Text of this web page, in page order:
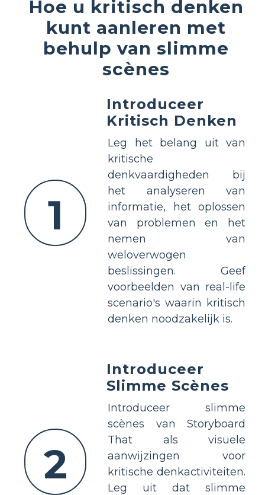
Hoe u kritisch denken
kunt aanleren met
behulp van slimme
scènes
1
Introduceer
Kritisch Denken
Leg het belang uit van
kritische
denkvaardigheden bij
het analyseren van
informatie, het oplossen
van problemen en het
nemen van
weloverwogen
beslissingen. Geef
voorbeelden van real-life
scenario's waarin kritisch
denken noodzakelijk is.
2
Introduceer
Slimme Scènes
Introduceer slimme
scènes van Storyboard
That als visuele
aanwijzingen voor
kritische denkactiviteiten.
Leg uit dat slimme